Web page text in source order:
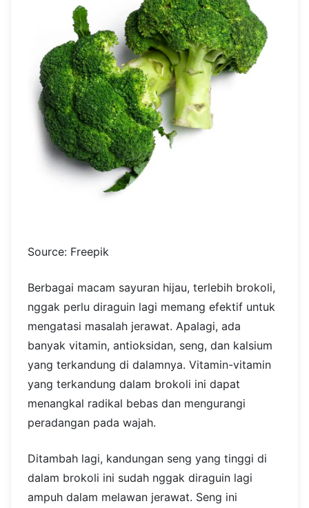
Source: Freepik
Berbagai macam sayuran hijau, terlebih brokoli,
nggak perlu diraguin lagi memang efektif untuk
mengatasi masalah jerawat. Apalagi, ada
banyak vitamin, antioksidan, seng, dan kalsium
yang terkandung di dalamnya. Vitamin-vitamin
yang terkandung dalam brokoli ini dapat
menangkal radikal bebas dan mengurangi
peradangan pada wajah.
Ditambah lagi, kandungan seng yang tinggi di
dalam brokoli ini sudah nggak diraguin lagi
ampuh dalam melawan jerawat. Seng ini